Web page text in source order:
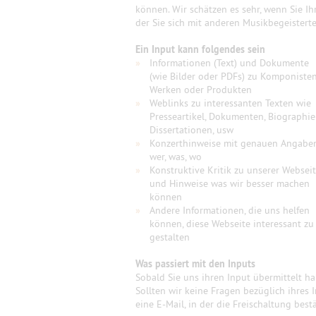
können. Wir schätzen es sehr, wenn Sie
der Sie sich mit anderen
Ein Input kann folgendes sein
»
Informationen (Text) und Dokumente
(wie Bilder oder PDFs) zu
Werken oder Produkten
»
Weblinks zu interessanten Texten wie
Presseartikel, Dokumenten,
Dissertationen, usw
»
Konzerthinweise mit genauen
wer, was, wo
»
Konstruktive Kritik zu unserer
und Hinweise was wir besser machen
können
»
Andere Informationen, die uns helfen
können, diese Webseite interessant zu
gestalten
Was passiert mit den Inputs
Sobald Sie uns ihren Input übermittelt
Sollten wir keine Fragen bezüglich ihres
eine E-Mail, in der die Freischaltung